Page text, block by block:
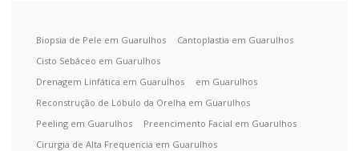
Biopsia de Pele em Guarulhos
Cantoplastia em Guarulhos
Cisto Sebáceo em Guarulhos
Drenagem Linfática em Guarulhos
em Guarulhos
Reconstrução de Lóbulo da Orelha em Guarulhos
Peeling em Guarulhos
Preencimento Facial em Guarulhos
Cirurgia de Alta Frequencia em Guarulhos